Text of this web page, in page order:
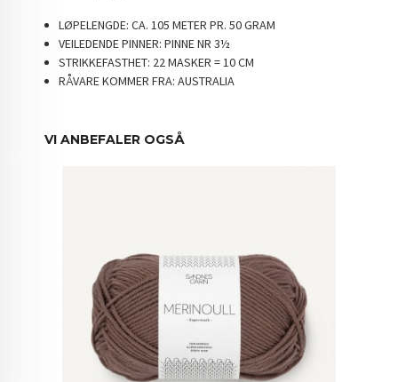
LØPELENGDE: CA. 105 METER PR. 50 GRAM
VEILEDENDE PINNER: PINNE NR 3½
STRIKKEFASTHET: 22 MASKER = 10 CM
RÅVARE KOMMER FRA: AUSTRALIA
VI ANBEFALER OGSÅ